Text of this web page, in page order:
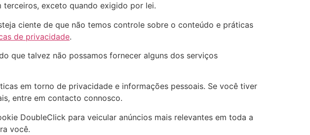
exceto quando exigido por lei.
ciente de que não temos controle sobre o conteúdo e práticas
de privacidade.
que talvez não possamos fornecer alguns dos serviços
em torno de privacidade e informações pessoais. Se você tiver
entre em contacto connosco.
DoubleClick para veicular anúncios mais relevantes em toda a
você.